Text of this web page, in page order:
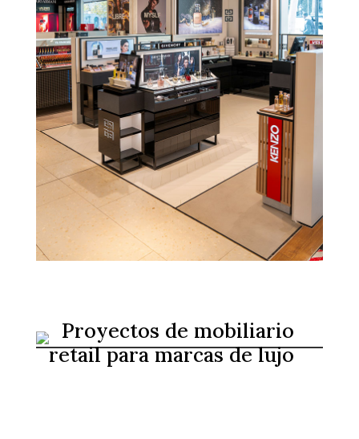
Proyectos de mobiliario
retail para marcas de lujo